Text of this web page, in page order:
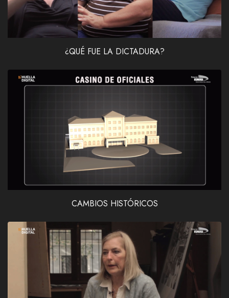
¿QUÉ FUE LA DICTADURA?
CAMBIOS HISTÓRICOS